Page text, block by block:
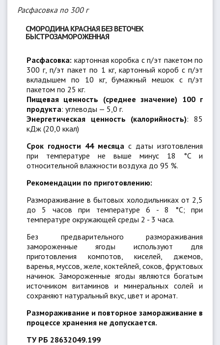
Расфасовка по 300 г
СМОРОДИНА КРАСНАЯ БЕЗ ВЕТОЧЕК
БЫСТРОЗАМОРОЖЕННАЯ
Расфасовка: картонная коробка с п/эт пакетом по
300 г, п/эт пакет по 1 кг, картонный короб с п/эт
вкладышем по 10 кг, бумажный мешок с п/эт
пакетом по 25 кг.
Пищевая ценность (среднее значение) 100 г
продукта: углеводы — 5,0 г.
Энергетическая ценность (калорийность): 85
кДж (20,0 ккал)
Срок годности 44 месяца с даты изготовления
при температуре не выше минус 18 °C и
относительной влажности воздуха до 95 %.
Рекомендации по приготовлению:
Размораживание в бытовых холодильниках от 2,5
до 5 часов при температуре 6 - 8 °C; при
температуре окружающей среды 2 - 3 часа.
Без предварительного размораживания
замороженные ягоды используют для
приготовления компотов, киселей, джемов,
варенья, муссов, желе, коктейлей, соков, фруктовых
начинок. Замороженные ягоды являются богатым
источником витаминов и минеральных солей и
сохраняют натуральный вкус, цвет и аромат.
Размораживание и повторное замораживание в
процессе хранения не допускается.
ТУ РБ 28632049.199